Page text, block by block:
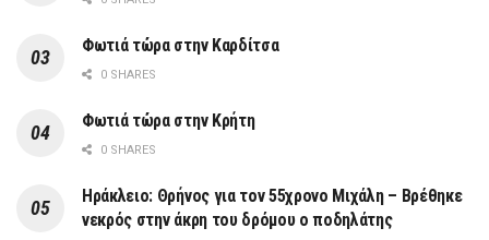
Φωτιά τώρα στην Καρδίτσα
0 SHARES
Φωτιά τώρα στην Κρήτη
0 SHARES
Ηράκλειο: Θρήνος για τον 55χρονο Μιχάλη – Βρέθηκε
νεκρός στην άκρη του δρόμου ο ποδηλάτης